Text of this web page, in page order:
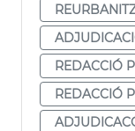
REDACCIÓ
REDACCIÓ